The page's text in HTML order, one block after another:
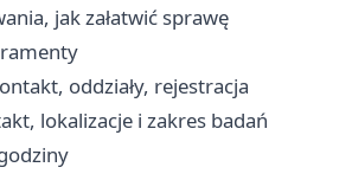
jak załatwić sprawę
oddziały, rejestracja
lokalizacje i zakres badań